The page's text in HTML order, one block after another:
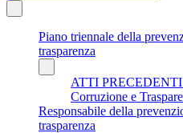
Piano triennale della
trasparenza
ATTI PRECEDENTI
Corruzione e
Responsabile della
trasparenza